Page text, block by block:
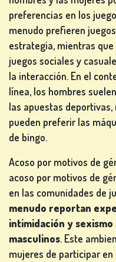
preferencias en los
menudo prefieren
estrategia, mientras
juegos sociales y
la interacción. En el
línea, los hombres
las apuestas
pueden preferir las
de bingo.
Acoso por motivos de
acoso por motivos de
en las comunidades de
menudo reportan
intimidación y
masculinos. Este
mujeres de participar